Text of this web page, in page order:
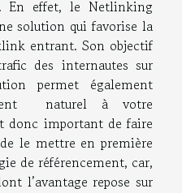
En effet, le Netlinking
solution qui favorise la
entrant. Son objectif
des internautes sur
permet également
naturel à votre
donc important de faire
le mettre en première
de référencement, car,
l’avantage repose sur